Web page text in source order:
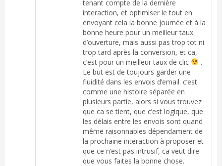
tenant compte de la dernière
interaction, et optimiser le tout en
envoyant cela la bonne journée et à la
bonne heure pour un meilleur taux
d’ouverture, mais aussi pas trop tot ni
trop tard après la conversion, et ca,
c’est pour un meilleur taux de clic
.
Le but est de toujours garder une
fluidité dans les envois d’email. c’est
comme une histoire séparée en
plusieurs partie, alors si vous trouvez
que ca se tient, que c’est logique, que
les délais entre les envois sont quand
même raisonnables dépendament de
la prochaine interaction à proposer et
que ce n’est pas intrusif, ca veut dire
que vous faites la bonne chose.